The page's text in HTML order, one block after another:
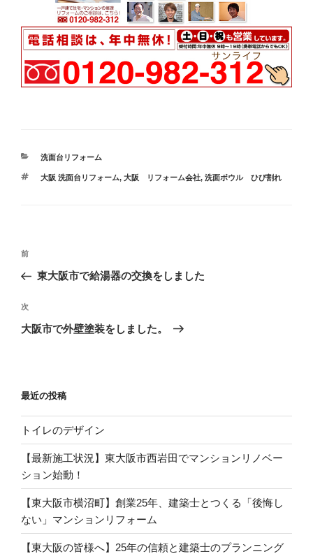
カ
ゴ
洗面台リフォーム
タ
大阪 洗面台リフォーム, 大阪 リフォーム会社, 洗面ボウル ひび割れ
投
ナ
ビ
ゲ
ン
過
去
投
稿
前
東大阪市で給湯器の交換をしました
次
の
次
大阪市で外壁塗装をしました。
最近の投稿
トイレのデザイン
【最新施工状況】東大阪市西岩田でマンションリノベー
ション始動！
【東大阪市横沼町】創業25年、建築士とつくる「後悔し
ない」マンションリフォーム
【東大阪の皆様へ】25年の信頼と建築士のプランニング